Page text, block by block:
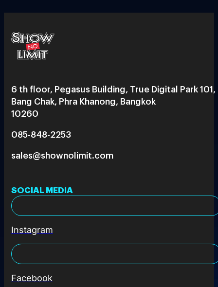
6 th floor, Pegasus Building, True Digital Park 101,
Bang Chak, Phra Khanong, Bangkok
10260
085-848-2253
sales@shownolimit.com
SOCIAL MEDIA
Instagram
Facebook